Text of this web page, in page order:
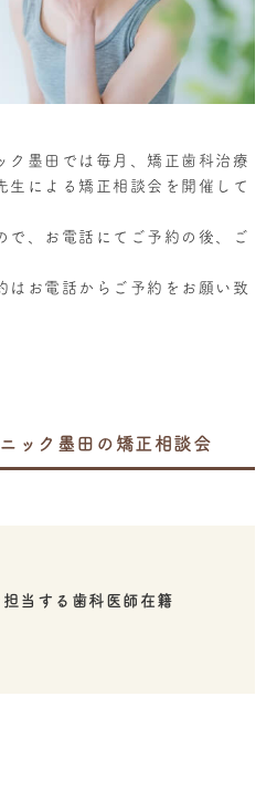
ク墨田では毎月、矯正歯科治療
生による矯正相談会を開催して
で、お電話にてご予約の後、ご
お電話からご予約をお願い致
ック墨田の矯正相談会
当する歯科医師在籍